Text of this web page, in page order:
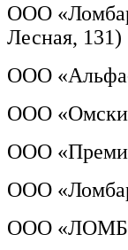
ООО
Лесная, 131)
ООО «Альфа-
ООО
ООО
ООО
ООО